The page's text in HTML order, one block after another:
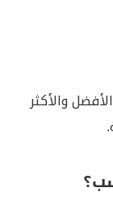
لكن بشكل عام، تعد مواسير UPVC و PE الأفضل والأكثر